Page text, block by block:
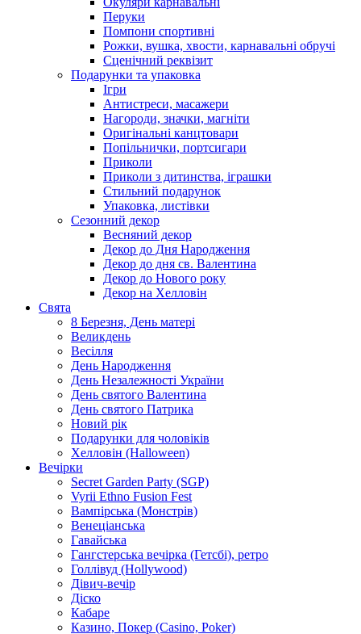
Перуки
Помпони спортивні
Рожки, вушка, хвости, карнавальні обручі
Сценічний реквізит
Подарунки та упаковка
Ігри
Антистреси, масажери
Нагороди, значки, магніти
Оригінальні канцтовари
Попільнички, портсигари
Приколи
Приколи з дитинства, іграшки
Стильний подарунок
Упаковка, листівки
Сезонний декор
Весняний декор
Декор до Дня Народження
Декор до дня св. Валентина
Декор до Нового року
Декор на Хелловін
Свята
8 Березня, День матері
Великдень
Весілля
День Народження
День Незалежності України
День святого Валентина
День святого Патрика
Новий рік
Подарунки для чоловіків
Хелловін (Halloween)
Вечірки
Secret Garden Party (SGP)
Vyrii Ethno Fusion Fest
Вампірська (Монстрів)
Венеціанська
Гавайська
Гангстерська вечірка (Гетсбі), ретро
Голлівуд (Hollywood)
Дівич-вечір
Діско
Кабаре
Казино, Покер (Casino, Poker)